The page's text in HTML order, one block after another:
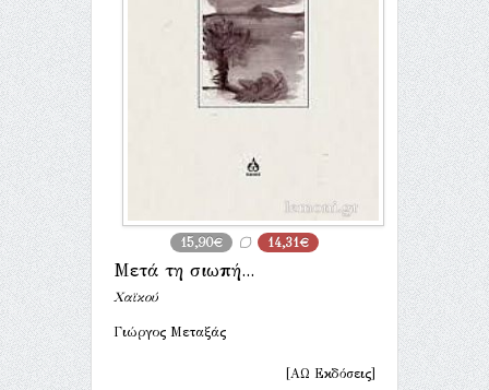
15,90€ 14,31€
Μετά τη σιωπή...
Χαϊκού
Γιώργος Μεταξάς
[ΑΩ Εκδόσεις]